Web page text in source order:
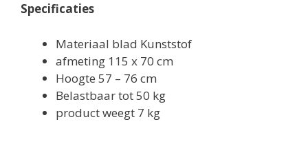
Specificaties
Materiaal blad Kunststof
afmeting 115 x 70 cm
Hoogte 57 – 76 cm
Belastbaar tot 50 kg
product weegt 7 kg